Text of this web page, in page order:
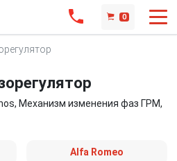
0
Механизм изменения фаз ГРМ,
Alfa Romeo